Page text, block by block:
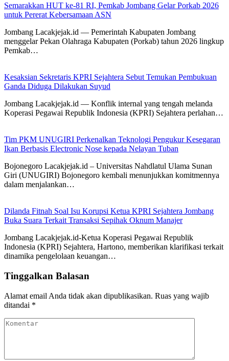
Semarakkan HUT ke-81 RI, Pemkab Jombang Gelar Porkab 2026
untuk Pererat Kebersamaan ASN
Jombang Lacakjejak.id — Pemerintah Kabupaten Jombang
menggelar Pekan Olahraga Kabupaten (Porkab) tahun 2026 lingkup
Pemkab…
Kesaksian Sekretaris KPRI Sejahtera Sebut Temukan Pembukuan
Ganda Diduga Dilakukan Suyud
Jombang Lacakjejak.id — Konflik internal yang tengah melanda
Koperasi Pegawai Republik Indonesia (KPRI) Sejahtera perlahan…
Tim PKM UNUGIRI Perkenalkan Teknologi Pengukur Kesegaran
Ikan Berbasis Electronic Nose kepada Nelayan Tuban
Bojonegoro Lacakjejak.id – Universitas Nahdlatul Ulama Sunan
Giri (UNUGIRI) Bojonegoro kembali menunjukkan komitmennya
dalam menjalankan…
Dilanda Fitnah Soal Isu Korupsi Ketua KPRI Sejahtera Jombang
Buka Suara Terkait Transaksi Sepihak Oknum Manajer
Jombang Lacakjejak.id-Ketua Koperasi Pegawai Republik
Indonesia (KPRI) Sejahtera, Hartono, memberikan klarifikasi terkait
dinamika pengelolaan keuangan…
Tinggalkan Balasan
Alamat email Anda tidak akan dipublikasikan. Ruas yang wajib
ditandai *